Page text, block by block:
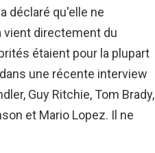
déclaré qu'elle ne
vient directement du
étaient pour la plupart
une récente interview
Guy Ritchie, Tom Brady,
et Mario Lopez. Il ne